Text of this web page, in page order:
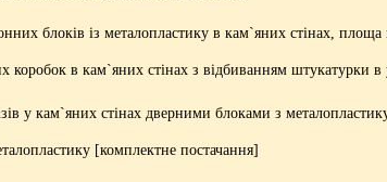
блоків із металопластику в кам`яних стінах,
в кам`яних стінах з відбиванням штукатурки в
у кам`яних стінах дверними блоками з
[комплектне постачання]